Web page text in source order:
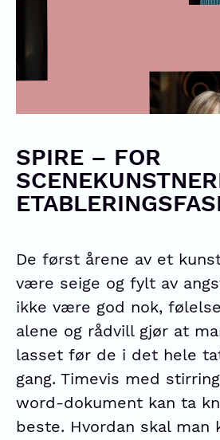
SPIRE – FOR
De først årene av et
være seige og fylt av
ikke være god nok,
alene og rådvill gjør at
lasset før de i det hele
gang. Timevis med
word-dokument kan ta
beste. Hvordan skal man